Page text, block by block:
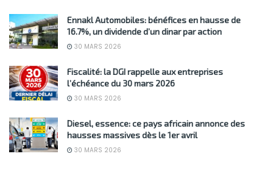
Ennakl Automobiles: bénéfices en hausse de
16.7%, un dividende d’un dinar par action
30 MARS 2026
Fiscalité: la DGI rappelle aux entreprises
l’échéance du 30 mars 2026
30 MARS 2026
Diesel, essence: ce pays africain annonce des
hausses massives dès le 1er avril
30 MARS 2026